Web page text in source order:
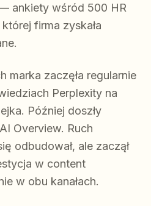
ankiety wśród 500 HR
firma zyskała
marka zaczęła regularnie
Perplexity na
Później doszły
Overview. Ruch
odbudował, ale zaczął
w content
w obu kanałach.